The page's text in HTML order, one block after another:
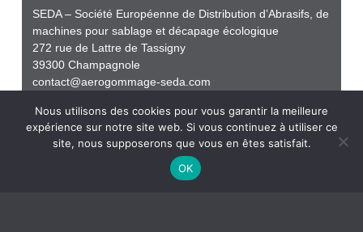
SEDA – Société Européenne de Distribution d’Abrasifs, de
machines pour sablage et décapage écologique
272 rue de Lattre de Tassigny
39300 Champagnole
contact@aerogommage-seda.com
03 84 37 96 29
Nous utilisons des cookies pour vous garantir la meilleure
expérience sur notre site web. Si vous continuez à utiliser ce
site, nous supposerons que vous en êtes satisfait.
OK